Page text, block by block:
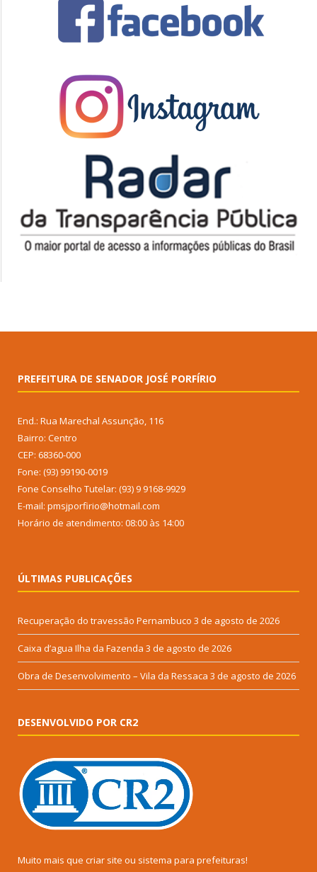
PREFEITURA DE SENADOR JOSÉ PORFÍRIO
End.: Rua Marechal Assunção, 116
Bairro: Centro
CEP: 68360-000
Fone: (93) 99190-0019
Fone Conselho Tutelar: (93) 9 9168-9929
E-mail: pmsjporfirio@hotmail.com
Horário de atendimento: 08:00 às 14:00
ÚLTIMAS PUBLICAÇÕES
Recuperação do travessão Pernambuco 3 de agosto de 2026
Caixa d’agua Ilha da Fazenda 3 de agosto de 2026
Obra de Desenvolvimento – Vila da Ressaca 3 de agosto de 2026
DESENVOLVIDO POR CR2
Muito mais que criar site ou sistema para prefeituras!